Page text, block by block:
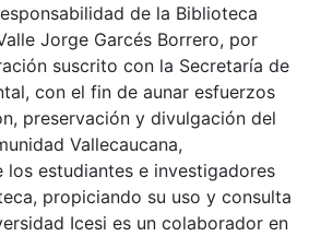
de la Biblioteca
Jorge Garcés Borrero, por
suscrito con la Secretaría de
con el fin de aunar esfuerzos
preservación y divulgación del
Vallecaucana,
los estudiantes e investigadores
propiciando su uso y consulta
Icesi es un colaborador en